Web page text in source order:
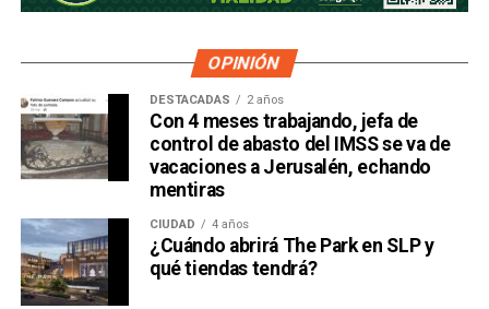
OPINIÓN
DESTACADAS 2 años
Con 4 meses trabajando, jefa de
control de abasto del IMSS se va de
vacaciones a Jerusalén, echando
mentiras
CIUDAD 4 años
¿Cuándo abrirá The Park en SLP y
qué tiendas tendrá?